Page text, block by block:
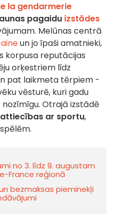
la gendarmerie
pagaidu izstādes
Melūnas centrā
un jo īpaši amatnieki,
korpusa reputācijas
orķestriem līdz
pat laikmeta tērpiem -
vēsturē, kuri gadu
Otrajā izstādē
attiecības ar sportu,
spēlēm.
no 3. līdz 9. augustam
France reģionā
bezmaksas pieminekļi